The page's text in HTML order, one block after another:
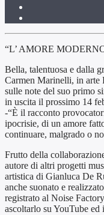
“L’ AMORE
Bella, talentuosa e dalla
Carmen Marinelli, in arte
sulle note del suo primo
in uscita il prossimo 14
-“È il racconto
ipocrisie, di un amore
continuare, malgrado o
Frutto della
autore di altri progetti
artistica di Gianluca De
anche suonato e
registrato al Noise
ascoltarlo su YouTube